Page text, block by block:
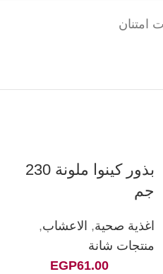
امتنان
بذور كينوا ملونة 230
جم
اغذية صحية, الاعشاب,
منتجات شانة
EGP61.00